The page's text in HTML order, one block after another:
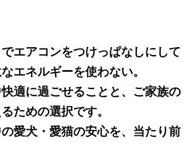
エアコンをつけっぱなしにして
エネルギーを使わない。
適に過ごせることと、ご家族の
ための選択です。
愛犬・愛猫の安心を、当たり前